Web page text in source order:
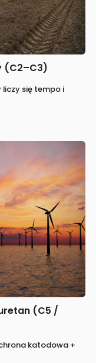
(C2–C3)
liczy się tempo i
(C5 /
katodowa +